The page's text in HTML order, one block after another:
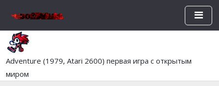
Перейти к основному
Adventure (1979, Atari 2600) первая игра с открытым
миром